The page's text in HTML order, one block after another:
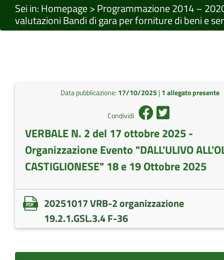
Sei in:Homepage>Programmazione 2014 –
valutazioni Bandi di gara per forniture di beni e
Data pubblicazione: 17/10/2025 |1 allegato presente
Condividi
VERBALE N. 2 del 17 ottobre 2025 -
Organizzazione Evento "DALL'ULIVO
CASTIGLIONESE" 18 e 19 Ottobre 2025
20251017 VRB-2 organizzazione
19.2.1.GSL.3.4 F-36